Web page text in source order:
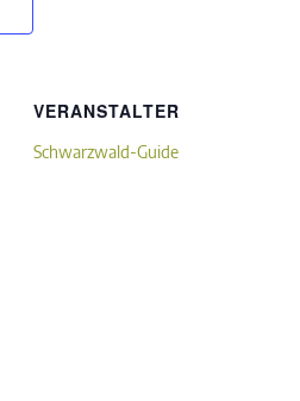
VERANSTALTER
Schwarzwald-Guide